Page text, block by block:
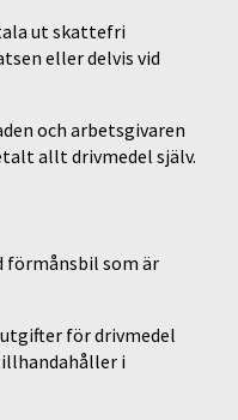
ut skattefri
eller delvis vid
och arbetsgivaren
allt drivmedel själv.
förmånsbil som är
för drivmedel
i